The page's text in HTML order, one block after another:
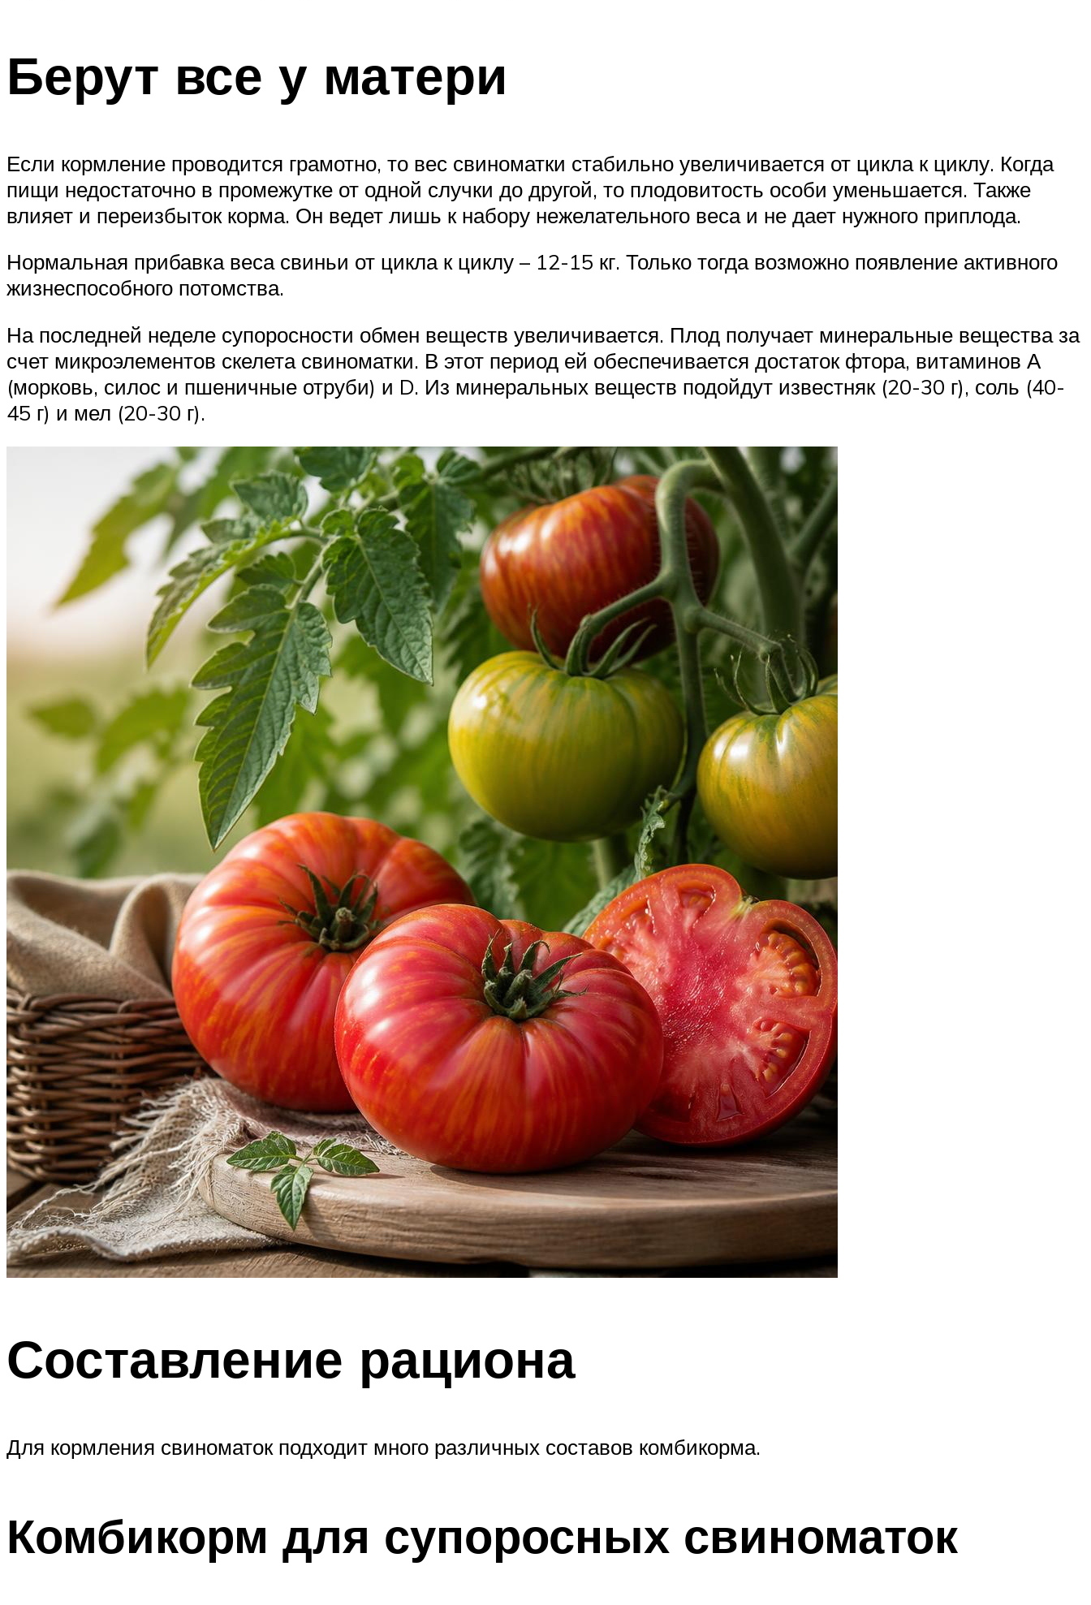
Берут все у матери
Если кормление проводится грамотно, то вес свиноматки стабильно увеличивается от цикла к циклу. Когда
пищи недостаточно в промежутке от одной случки до другой, то плодовитость особи уменьшается. Также
влияет и переизбыток корма. Он ведет лишь к набору нежелательного веса и не дает нужного приплода.
Нормальная прибавка веса свиньи от цикла к циклу – 12-15 кг. Только тогда возможно появление активного
жизнеспособного потомства.
На последней неделе супоросности обмен веществ увеличивается. Плод получает минеральные вещества за
счет микроэлементов скелета свиноматки. В этот период ей обеспечивается достаток фтора, витаминов А
(морковь, силос и пшеничные отруби) и D. Из минеральных веществ подойдут известняк (20-30 г), соль (40-
45 г) и мел (20-30 г).
Составление рациона
Для кормления свиноматок подходит много различных составов комбикорма.
Комбикорм для супоросных свиноматок